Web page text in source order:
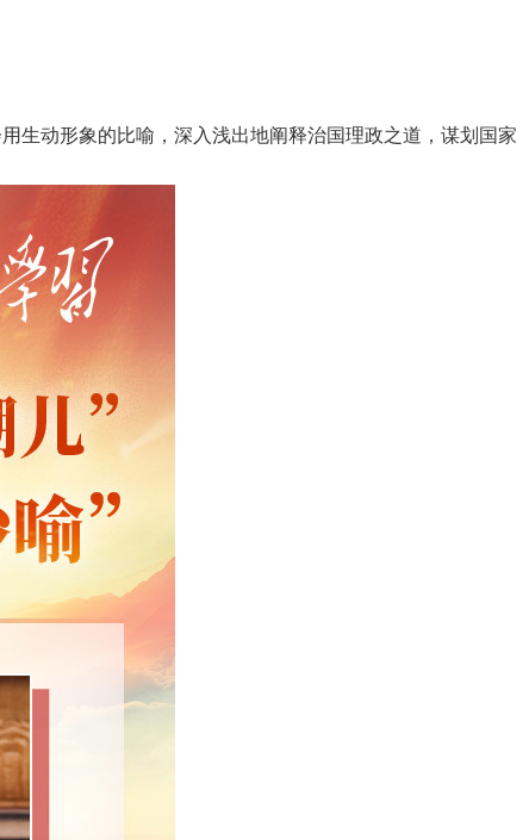
生动形象的比喻，深入浅出地阐释治国理政之道，谋划国家